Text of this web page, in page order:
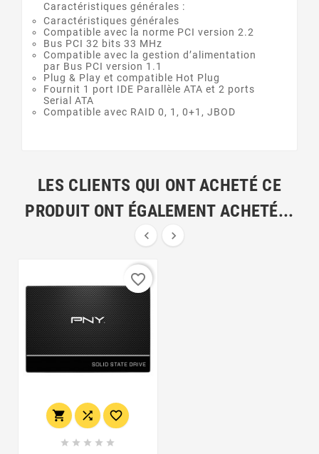
Caractéristiques générales :
Caractéristiques générales
Compatible avec la norme PCI version 2.2
Bus PCI 32 bits 33 MHz
Compatible avec la gestion d’alimentation
par Bus PCI version 1.1
Plug & Play et compatible Hot Plug
Fournit 1 port IDE Parallèle ATA et 2 ports
Serial ATA
Compatible avec RAID 0, 1, 0+1, JBOD
LES CLIENTS QUI ONT ACHETÉ CE
PRODUIT ONT ÉGALEMENT ACHETÉ...
 
  
    
favorite_border